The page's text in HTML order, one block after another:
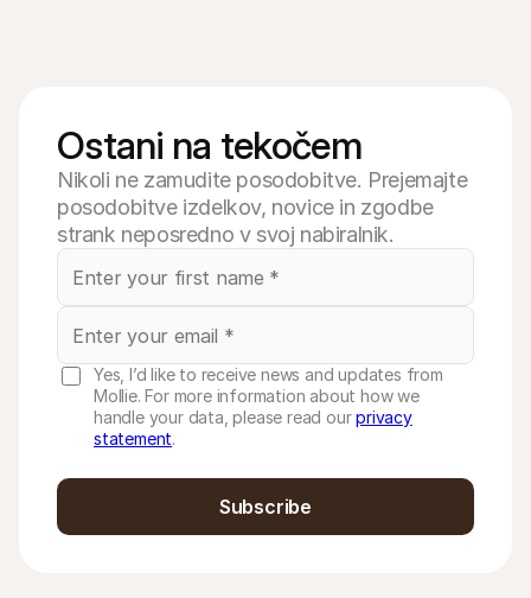
Ostani na tekočem
Nikoli ne zamudite posodobitve. Prejemajte
posodobitve izdelkov, novice in zgodbe
strank neposredno v svoj nabiralnik.
Yes, I’d like to receive news and updates from
Mollie. For more information about how we
handle your data, please read ourprivacy
statement.
Subscribe